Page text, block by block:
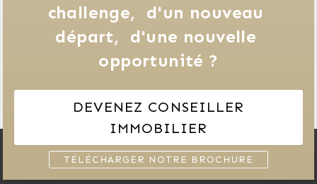
challenge,
d'un nouveau
départ,
d'une nouvelle
opportunité ?
DEVENEZ CONSEILLER
IMMOBILIER
TÉLÉCHARGER NOTRE BROCHURE